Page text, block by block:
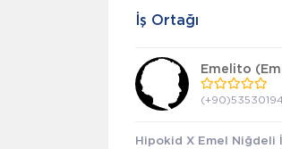
İş Ortağı
Emelito
Hipokid X Emel Niğdeli